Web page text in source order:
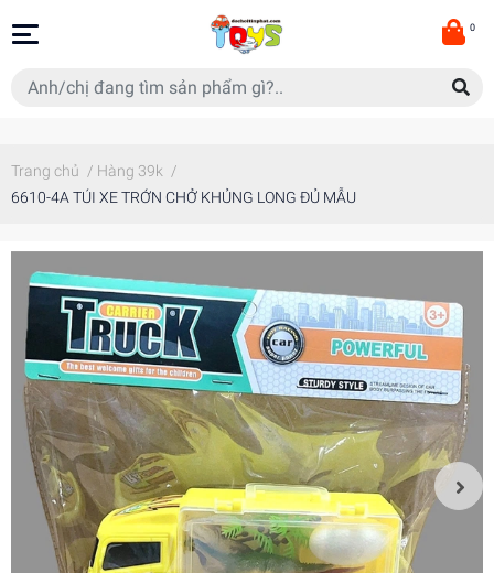
0
Trang chủ / Hàng 39k /
6610-4A TÚI XE TRỚN CHỞ KHỦNG LONG ĐỦ MẪU